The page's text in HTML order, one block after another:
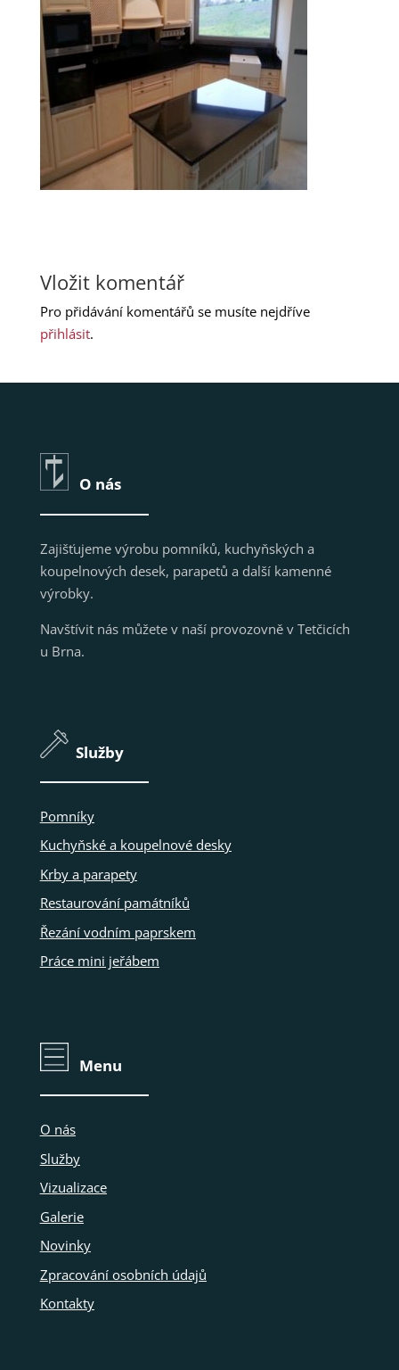
Vložit komentář
Pro přidávání komentářů se musíte nejdříve
přihlásit.
O nás
Zajišťujeme výrobu pomníků, kuchyňských a
koupelnových desek, parapetů a další kamenné
výrobky.
Navštívit nás můžete v naší provozovně v Tetčicích
u Brna.
Služby
Pomníky
Kuchyňské a koupelnové desky
Krby a parapety
Restaurování památníků
Řezání vodním paprskem
Práce mini jeřábem
Menu
O nás
Služby
Vizualizace
Galerie
Novinky
Zpracování osobních údajů
Kontakty